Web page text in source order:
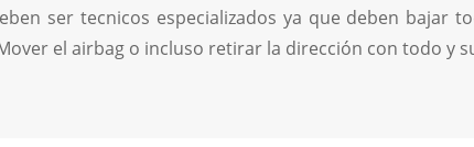
ser tecnicos especializados ya que deben bajar
el airbag o incluso retirar la dirección con todo y